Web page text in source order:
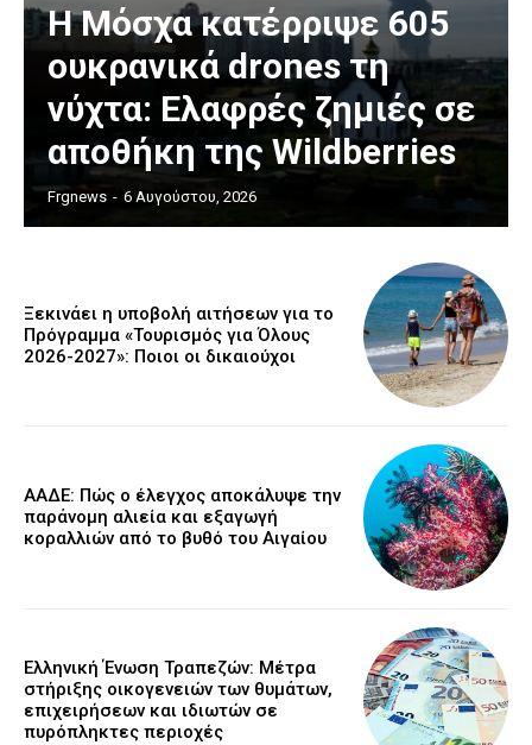
Η Μόσχα κατέρριψε 605
ουκρανικά drones τη
νύχτα: Ελαφρές ζημιές σε
αποθήκη της Wildberries
Frgnews - 6 Αυγούστου, 2026
Ξεκινάει η υποβολή αιτήσεων για το
Πρόγραμμα «Τουρισμός για Όλους
2026-2027»: Ποιοι οι δικαιούχοι
ΑΑΔΕ: Πώς ο έλεγχος αποκάλυψε την
παράνομη αλιεία και εξαγωγή
κοραλλιών από το βυθό του Αιγαίου
Ελληνική Ένωση Τραπεζών: Μέτρα
στήριξης οικογενειών των θυμάτων,
επιχειρήσεων και ιδιωτών σε
πυρόπληκτες περιοχές